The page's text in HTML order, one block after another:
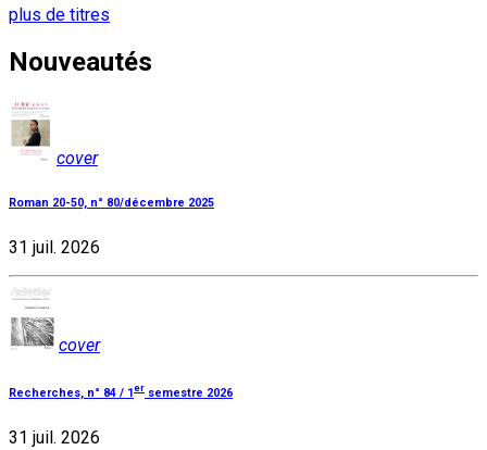
plus de titres
Nouveautés
cover
Roman 20-50, n° 80/décembre 2025
31 juil. 2026
cover
Recherches, n° 84 / 1er semestre 2026
31 juil. 2026